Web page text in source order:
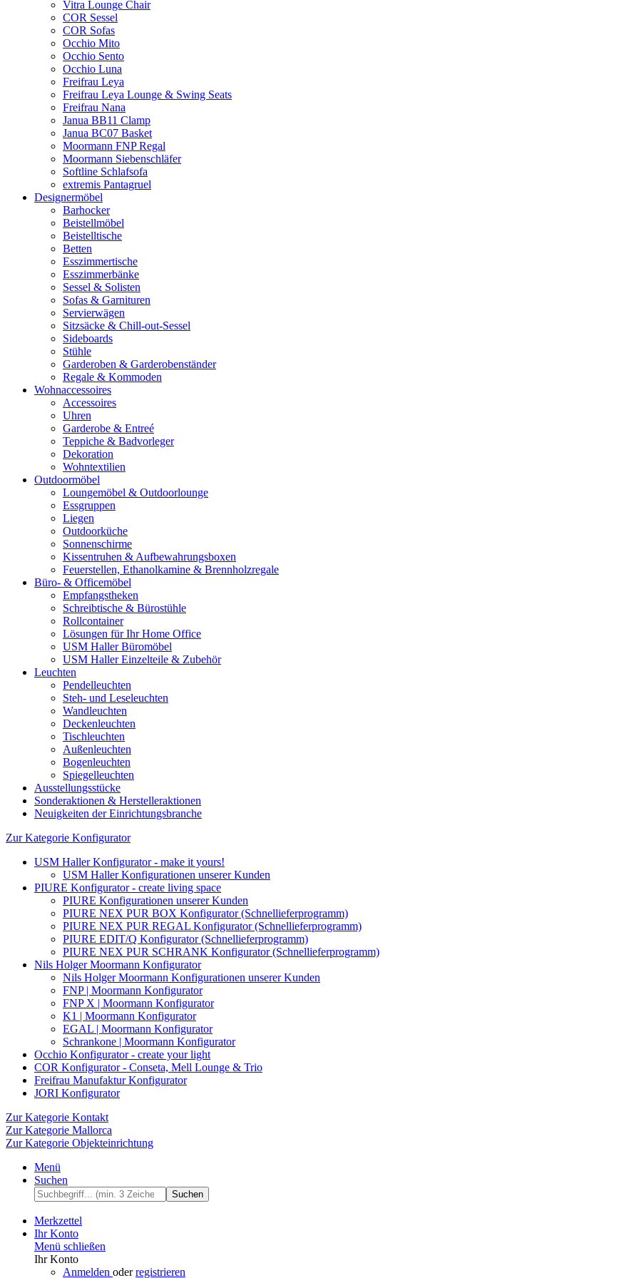
Vitra Lounge Chair
COR Sessel
COR Sofas
Occhio Mito
Occhio Sento
Occhio Luna
Freifrau Leya
Freifrau Leya Lounge & Swing Seats
Freifrau Nana
Janua BB11 Clamp
Janua BC07 Basket
Moormann FNP Regal
Moormann Siebenschläfer
Softline Schlafsofa
extremis Pantagruel
Designermöbel
Barhocker
Beistellmöbel
Beistelltische
Betten
Esszimmertische
Esszimmerbänke
Sessel & Solisten
Sofas & Garnituren
Servierwägen
Sitzsäcke & Chill-out-Sessel
Sideboards
Stühle
Garderoben & Garderobenständer
Regale & Kommoden
Wohnaccessoires
Accessoires
Uhren
Garderobe & Entreé
Teppiche & Badvorleger
Dekoration
Wohntextilien
Outdoormöbel
Loungemöbel & Outdoorlounge
Essgruppen
Liegen
Outdoorküche
Sonnenschirme
Kissentruhen & Aufbewahrungsboxen
Feuerstellen, Ethanolkamine & Brennholzregale
Büro- & Officemöbel
Empfangstheken
Schreibtische & Bürostühle
Rollcontainer
Lösungen für Ihr Home Office
USM Haller Büromöbel
USM Haller Einzelteile & Zubehör
Leuchten
Pendelleuchten
Steh- und Leseleuchten
Wandleuchten
Deckenleuchten
Tischleuchten
Außenleuchten
Bogenleuchten
Spiegelleuchten
Ausstellungsstücke
Sonderaktionen & Herstelleraktionen
Neuigkeiten der Einrichtungsbranche
Zur Kategorie Konfigurator
USM Haller Konfigurator - make it yours!
USM Haller Konfigurationen unserer Kunden
PIURE Konfigurator - create living space
PIURE Konfigurationen unserer Kunden
PIURE NEX PUR BOX Konfigurator (Schnellieferprogramm)
PIURE NEX PUR REGAL Konfigurator (Schnellieferprogramm)
PIURE EDIT/Q Konfigurator (Schnellieferprogramm)
PIURE NEX PUR SCHRANK Konfigurator (Schnellieferprogramm)
Nils Holger Moormann Konfigurator
Nils Holger Moormann Konfigurationen unserer Kunden
FNP | Moormann Konfigurator
FNP X | Moormann Konfigurator
K1 | Moormann Konfigurator
EGAL | Moormann Konfigurator
Schrankone | Moormann Konfigurator
Occhio Konfigurator - create your light
COR Konfigurator - Conseta, Mell Lounge & Trio
Freifrau Manufaktur Konfigurator
JORI Konfigurator
Zur Kategorie Kontakt
Zur Kategorie Mallorca
Zur Kategorie Objekteinrichtung
Menü
Suchen
Suchen
Merkzettel
Ihr Konto
Menü schließen
Ihr Konto
Anmelden oderregistrieren